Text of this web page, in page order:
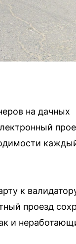
на дачных
к
проезд
и